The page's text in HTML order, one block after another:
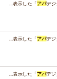
…表示した「アパデジ
…表示した「アパデジ
…表示した「アパデジ